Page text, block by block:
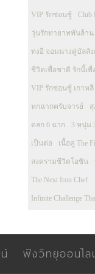
VIP รักซ่อนชู้ Club
วุ่นรักทายาทพันล้าน
ทงอี จอมนางคู่บัลลัง
ชีวิตเพื่อชาติ รักนี้เพื่
VIP รักซ่อนชู้ เกาหลี
หกฉากครับจารย์
ตลก 6 ฉาก 3 หนุ่ม
เป็นต่อ เนื้อคู่ The
สงครามชีวิตโอชิน
The Next Iron Chef
Infinite Challenge
ฟังวิทยุออนไล